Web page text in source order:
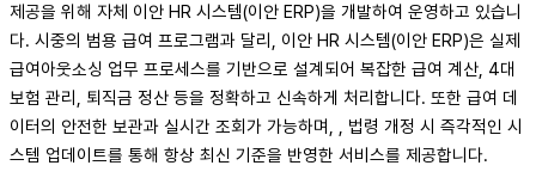
제공을 위해 자체 이안 HR 시스템(이안 ERP)을 개발하여 운영하고 있습니
다. 시중의 범용 급여 프로그램과 달리, 이안 HR 시스템(이안 ERP)은 실제
급여아웃소싱 업무 프로세스를 기반으로 설계되어 복잡한 급여 계산, 4대
보험 관리, 퇴직금 정산 등을 정확하고 신속하게 처리합니다. 또한 급여 데
이터의 안전한 보관과 실시간 조회가 가능하며, , 법령 개정 시 즉각적인 시
스템 업데이트를 통해 항상 최신 기준을 반영한 서비스를 제공합니다.